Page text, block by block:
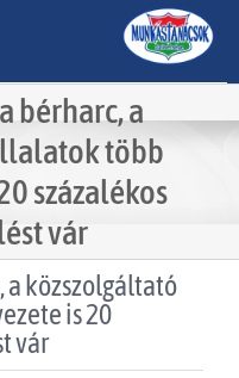
bérharc, a
több
százalékos
vár
a közszolgáltató
is 20
vár